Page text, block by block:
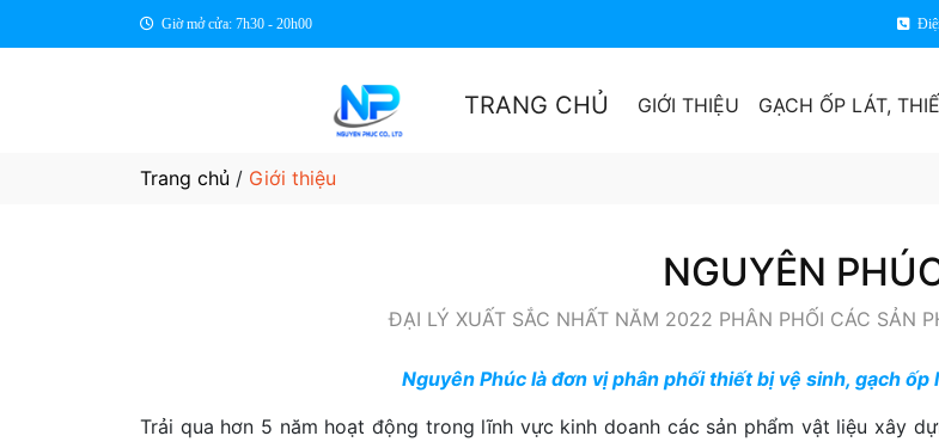
Giờ mở cửa: 7h30 - 20h00
TRANG CHỦ GIỚI THIỆU GẠCH ỐP LÁT,
Trang chủ / Giới thiệu
NGUYÊN
ĐẠI LÝ XUẤT SẮC NHẤT NĂM 2022 PHÂN PHỐI CÁC SẢN
Nguyên Phúc là đơn vị phân phối thiết bị vệ sinh, gạch ốp
Trải qua hơn 5 năm hoạt động trong lĩnh vực kinh doanh các sản phẩm vật liệu xây